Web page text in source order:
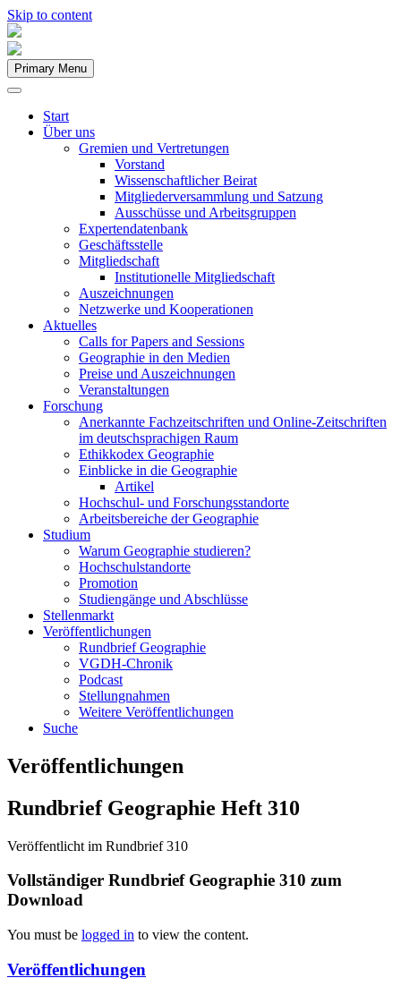
Skip to content
Primary Menu
Start
Über uns
Gremien und Vertretungen
Vorstand
Wissenschaftlicher Beirat
Mitgliederversammlung und Satzung
Ausschüsse und Arbeitsgruppen
Expertendatenbank
Geschäftsstelle
Mitgliedschaft
Institutionelle Mitgliedschaft
Auszeichnungen
Netzwerke und Kooperationen
Aktuelles
Calls for Papers and Sessions
Geographie in den Medien
Preise und Auszeichnungen
Veranstaltungen
Forschung
Anerkannte Fachzeitschriften und Online-Zeitschriften
im deutschsprachigen Raum
Ethikkodex Geographie
Einblicke in die Geographie
Artikel
Hochschul- und Forschungsstandorte
Arbeitsbereiche der Geographie
Studium
Warum Geographie studieren?
Hochschulstandorte
Promotion
Studiengänge und Abschlüsse
Stellenmarkt
Veröffentlichungen
Rundbrief Geographie
VGDH-Chronik
Podcast
Stellungnahmen
Weitere Veröffentlichungen
Suche
Veröffentlichungen
Rundbrief Geographie Heft 310
Veröffentlicht im Rundbrief 310
Vollständiger Rundbrief Geographie 310 zum
Download
You must be logged in to view the content.
Veröffentlichungen